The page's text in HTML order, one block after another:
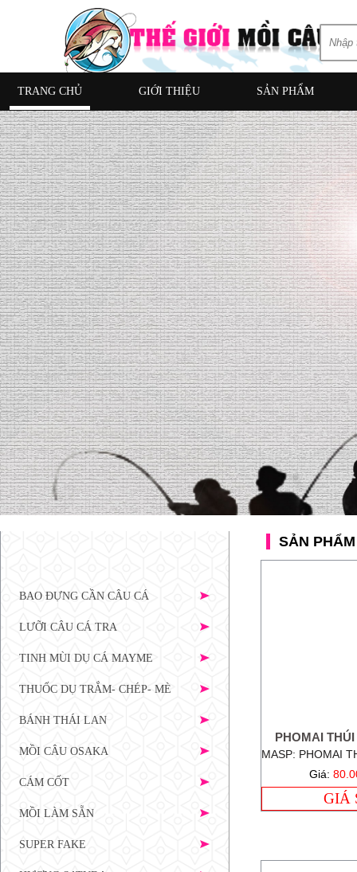
TRANG CHỦ GIỚI THIỆU SẢN PHẨM
SẢN PHẨM
PHOMAI
MASP: PHOMAI
Giá:
GIÁ
BAO ĐỰNG CẦN CÂU CÁ
LƯỠI CÂU CÁ TRA
TINH MÙI DỤ CÁ MAYME
THUỐC DỤ TRẮM- CHÉP- MÈ
BÁNH THÁI LAN
MỒI CÂU OSAKA
CÁM CỐT
MỒI LÀM SẴN
SUPER FAKE